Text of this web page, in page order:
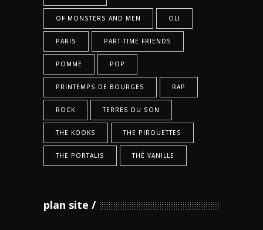
OF MONSTERS AND MEN OLI
PARIS PART-TIME FRIENDS
POMME POP
PRINTEMPS DE BOURGES RAP
ROCK TERRES DU SON
THE KOOKS THE PIROUETTES
THE PORTALIS THÉ VANILLE
plan site